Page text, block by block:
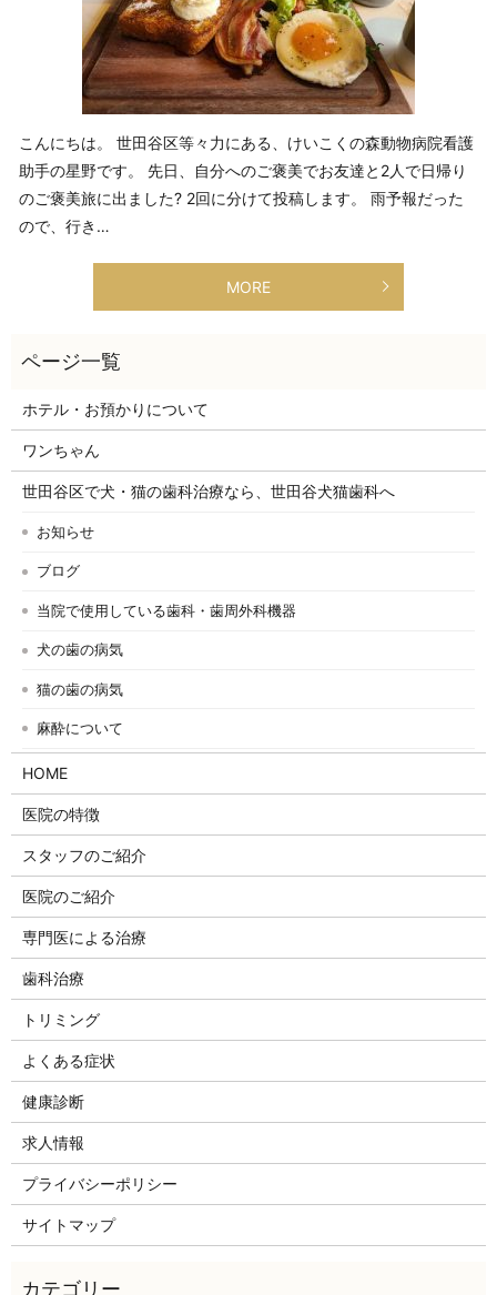
こんにちは。 世田谷区等々力にある、けいこくの森動物病院看護
助手の星野です。 先日、自分へのご褒美でお友達と2人で日帰り
のご褒美旅に出ました? 2回に分けて投稿します。 雨予報だった
ので、行き…
MORE
ホテル・お預かりについて
ワンちゃん
世田谷区で犬・猫の歯科治療なら、世田谷犬猫歯科へ
お知らせ
ブログ
当院で使用している歯科・歯周外科機器
犬の歯の病気
猫の歯の病気
麻酔について
HOME
医院の特徴
スタッフのご紹介
医院のご紹介
専門医による治療
歯科治療
トリミング
よくある症状
健康診断
求人情報
プライバシーポリシー
サイトマップ